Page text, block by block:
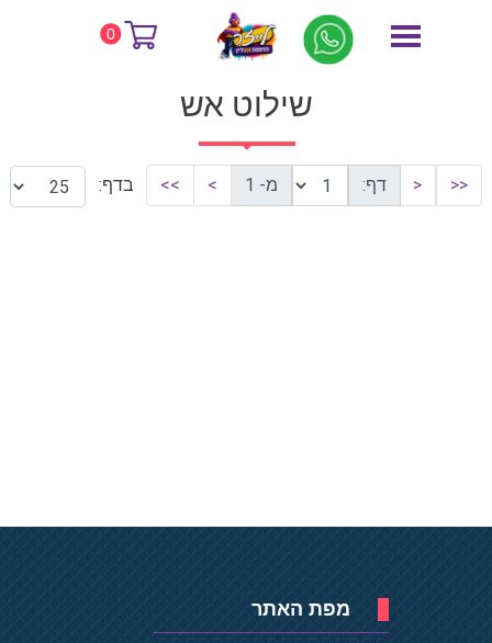
0 דף הבית שילוט אש
שילוט אש
<<
< דף: מ- 1 >
>> בדף:
מפת האתר